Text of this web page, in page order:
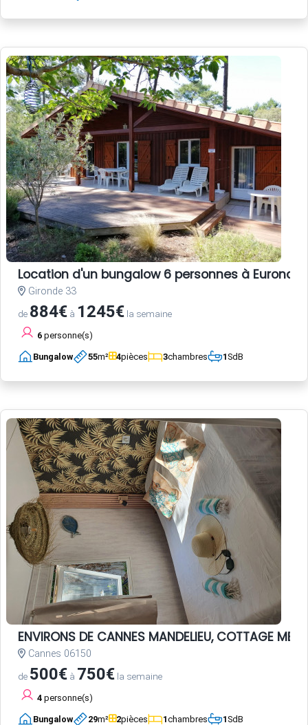
Location d'un bungalow 6 personnes à Euronat
Gironde 33
de 884€ à 1245€ la semaine
6 personne(s)
Bungalow 55m² 4pièces 3chambres 1SdB
ENVIRONS DE CANNES MANDELIEU, COTTAGE
Cannes 06150
de 500€ à 750€ la semaine
4 personne(s)
Bungalow 29m² 2pièces 1chambres 1SdB